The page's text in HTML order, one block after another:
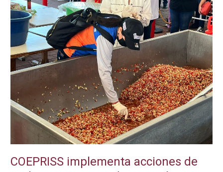
y
regulación
sanitaria
durante
2026
COEPRISS implementa acciones de